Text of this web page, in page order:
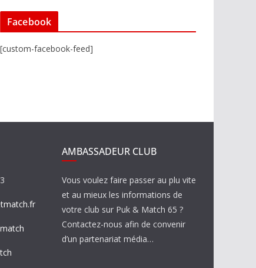
Facebook
[custom-facebook-feed]
AMBASSADEUR CLUB
Vous voulez faire passer au plu vite
et au mieux les informations de
votre club sur Puk & Match 65 ?
Contactez-nous afin de convenir
d’un partenariat média…